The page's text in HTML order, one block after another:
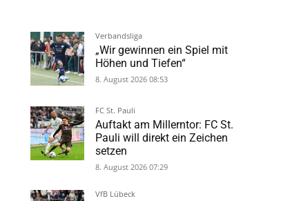
Verbandsliga
„Wir gewinnen ein Spiel mit
Höhen und Tiefen“
8. August 2026 08:53
FC St. Pauli
Auftakt am Millerntor: FC St.
Pauli will direkt ein Zeichen
setzen
8. August 2026 07:29
VfB Lübeck